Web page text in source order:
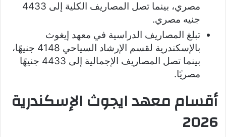
مصري، بينما تصل المصاريف الكلية إلى 4433
جنيه مصري.
تبلغ المصاريف الدراسية في معهد إيغوث
بالإسكندرية لقسم الإرشاد السياحي 4148 جنيهًا،
بينما تصل المصاريف الإجمالية إلى 4433 جنيهًا
مصريًا.
أقسام معهد ايجوث الإسكندرية
2026